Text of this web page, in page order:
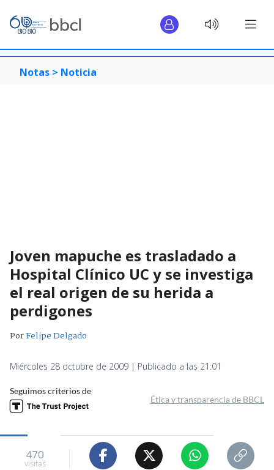
Notas > Noticia
Joven mapuche es trasladado a
Hospital Clínico UC y se investiga
el real origen de su herida a
perdigones
PorFelipe Delgado
Miércoles 28 octubre de 2009 | Publicado a las 21:01
Seguimos criterios de
Ética y transparencia de BBCL
470
visitas